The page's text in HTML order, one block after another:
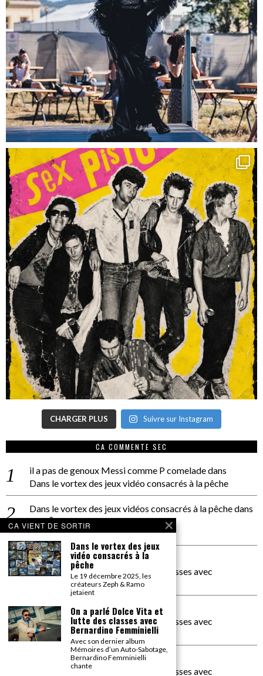
CHARGER PLUS Suivre sur Instagram
CA COMMENTE SEC
il a pas de genoux Messi comme P comeladedans
Dans le vortex des jeux vidéo consacrés à la pêche
Dans le vortex des jeux vidéos consacrés à la pêchedans
PACÔME THIELLEMENT
La séance d’Hip Gnose
La Patrie
dans
On a parlé Dolce Vita et lutte des classes avec
Bernardino Femminielli
carte noire negra à l'o tiededans
On a parlé Dolce Vita et lutte des classes avec
Bernardino Femminielli
moise et son mascarédans
On a parlé Dolce Vita et lutte des classes avec
CA VIENT DE SORTIR
Dans le vortex des jeux
vidéo consacrés à la
pêche
Le 19 décembre 2025, les
créateurs Zeph & Ramo
jetaient
On a parlé Dolce Vita et
lutte des classes avec
Bernardino Femminielli
Avec son dernier album
Mémoires d’un Auto-Sabotage,
Bernardino Femminielli
chante